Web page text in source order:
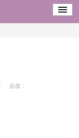
点击：